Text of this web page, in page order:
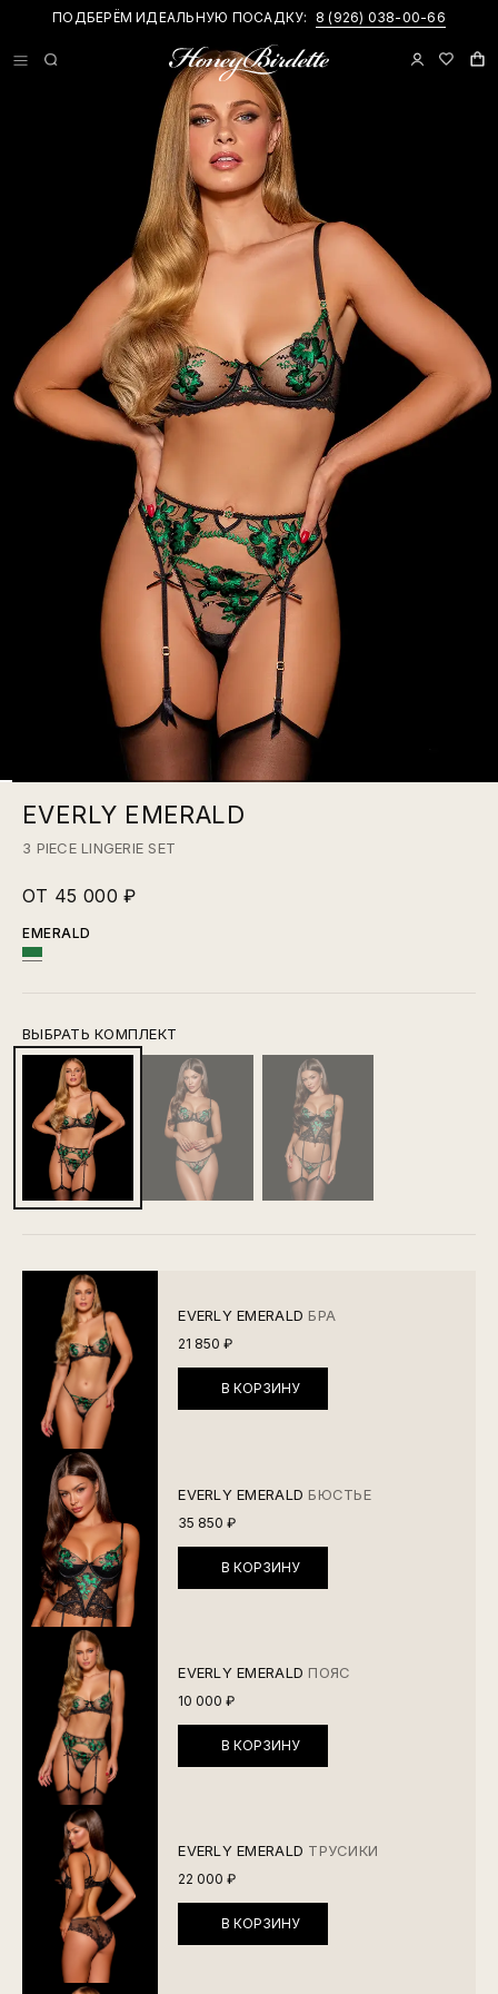
ПОДБЕРЁМ ИДЕАЛЬНУЮ ПОСАДКУ: 8 (926) 038-00-66
НОВИНКИ И ПРИВАТНЫЕ АКЦИИ В TELEGRAM-КАНАЛЕ
EVERLY EMERALD
3 PIECE LINGERIE SET
ОТ 45 000 ₽
EMERALD
ВЫБРАТЬ КОМПЛЕКТ
EVERLY EMERALD БРА
21 850 ₽
В КОРЗИНУ
EVERLY EMERALD БЮСТЬЕ
35 850 ₽
В КОРЗИНУ
EVERLY EMERALD ПОЯС
10 000 ₽
В КОРЗИНУ
EVERLY EMERALD ТРУСИКИ
22 000 ₽
В КОРЗИНУ